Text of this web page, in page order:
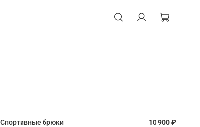
Спортивные брюки 10 900 ₽